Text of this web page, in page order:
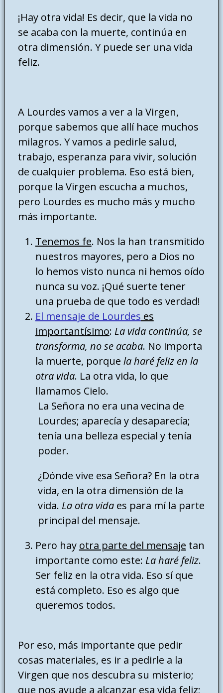
¡Hay otra vida! Es decir, que la vida no
se acaba con la muerte, continúa en
otra dimensión. Y puede ser una vida
feliz.
A Lourdes vamos a ver a la Virgen,
porque sabemos que allí hace muchos
milagros. Y vamos a pedirle salud,
trabajo, esperanza para vivir, solución
de cualquier problema. Eso está bien,
porque la Virgen escucha a muchos,
pero Lourdes es mucho más y mucho
más importante.
Tenemos fe. Nos la han transmitido
nuestros mayores, pero a Dios no
lo hemos visto nunca ni hemos oído
nunca su voz. ¡Qué suerte tener
una prueba de que todo es verdad!
El mensaje de Lourdes es
importantísimo: La vida continúa, se
transforma, no se acaba. No importa
la muerte, porque la haré feliz en la
otra vida. La otra vida, lo que
llamamos Cielo.
La Señora no era una vecina de
Lourdes; aparecía y desaparecía;
tenía una belleza especial y tenía
poder.
¿Dónde vive esa Señora? En la otra
vida, en la otra dimensión de la
vida. La otra vidaes para mí la parte
principal del mensaje.
Pero hay otra parte del mensaje tan
importante como este: La haré feliz.
Ser feliz en la otra vida. Eso sí que
está completo. Eso es algo que
queremos todos.
Por eso, más importante que pedir
cosas materiales, es ir a pedirle a la
Virgen que nos descubra su misterio;
que nos ayude a alcanzar esa vida feliz;